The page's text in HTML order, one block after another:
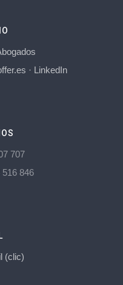
· LinkedIn
707
516 846
(clic)